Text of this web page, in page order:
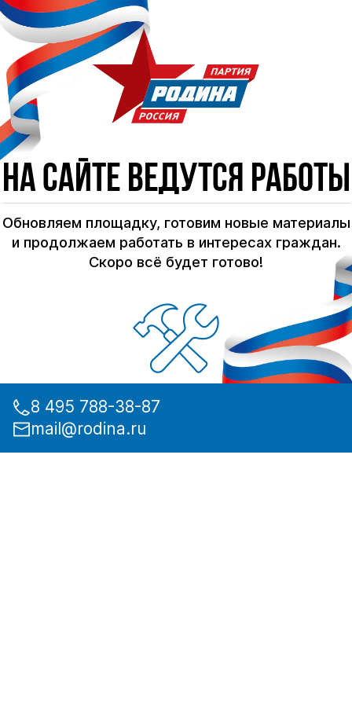
На сайте ведутся работы
Обновляем площадку, готовим новые материалы
и продолжаем работать в интересах граждан.
Скоро всё будет готово!
8 495 788-38-87
mail@rodina.ru